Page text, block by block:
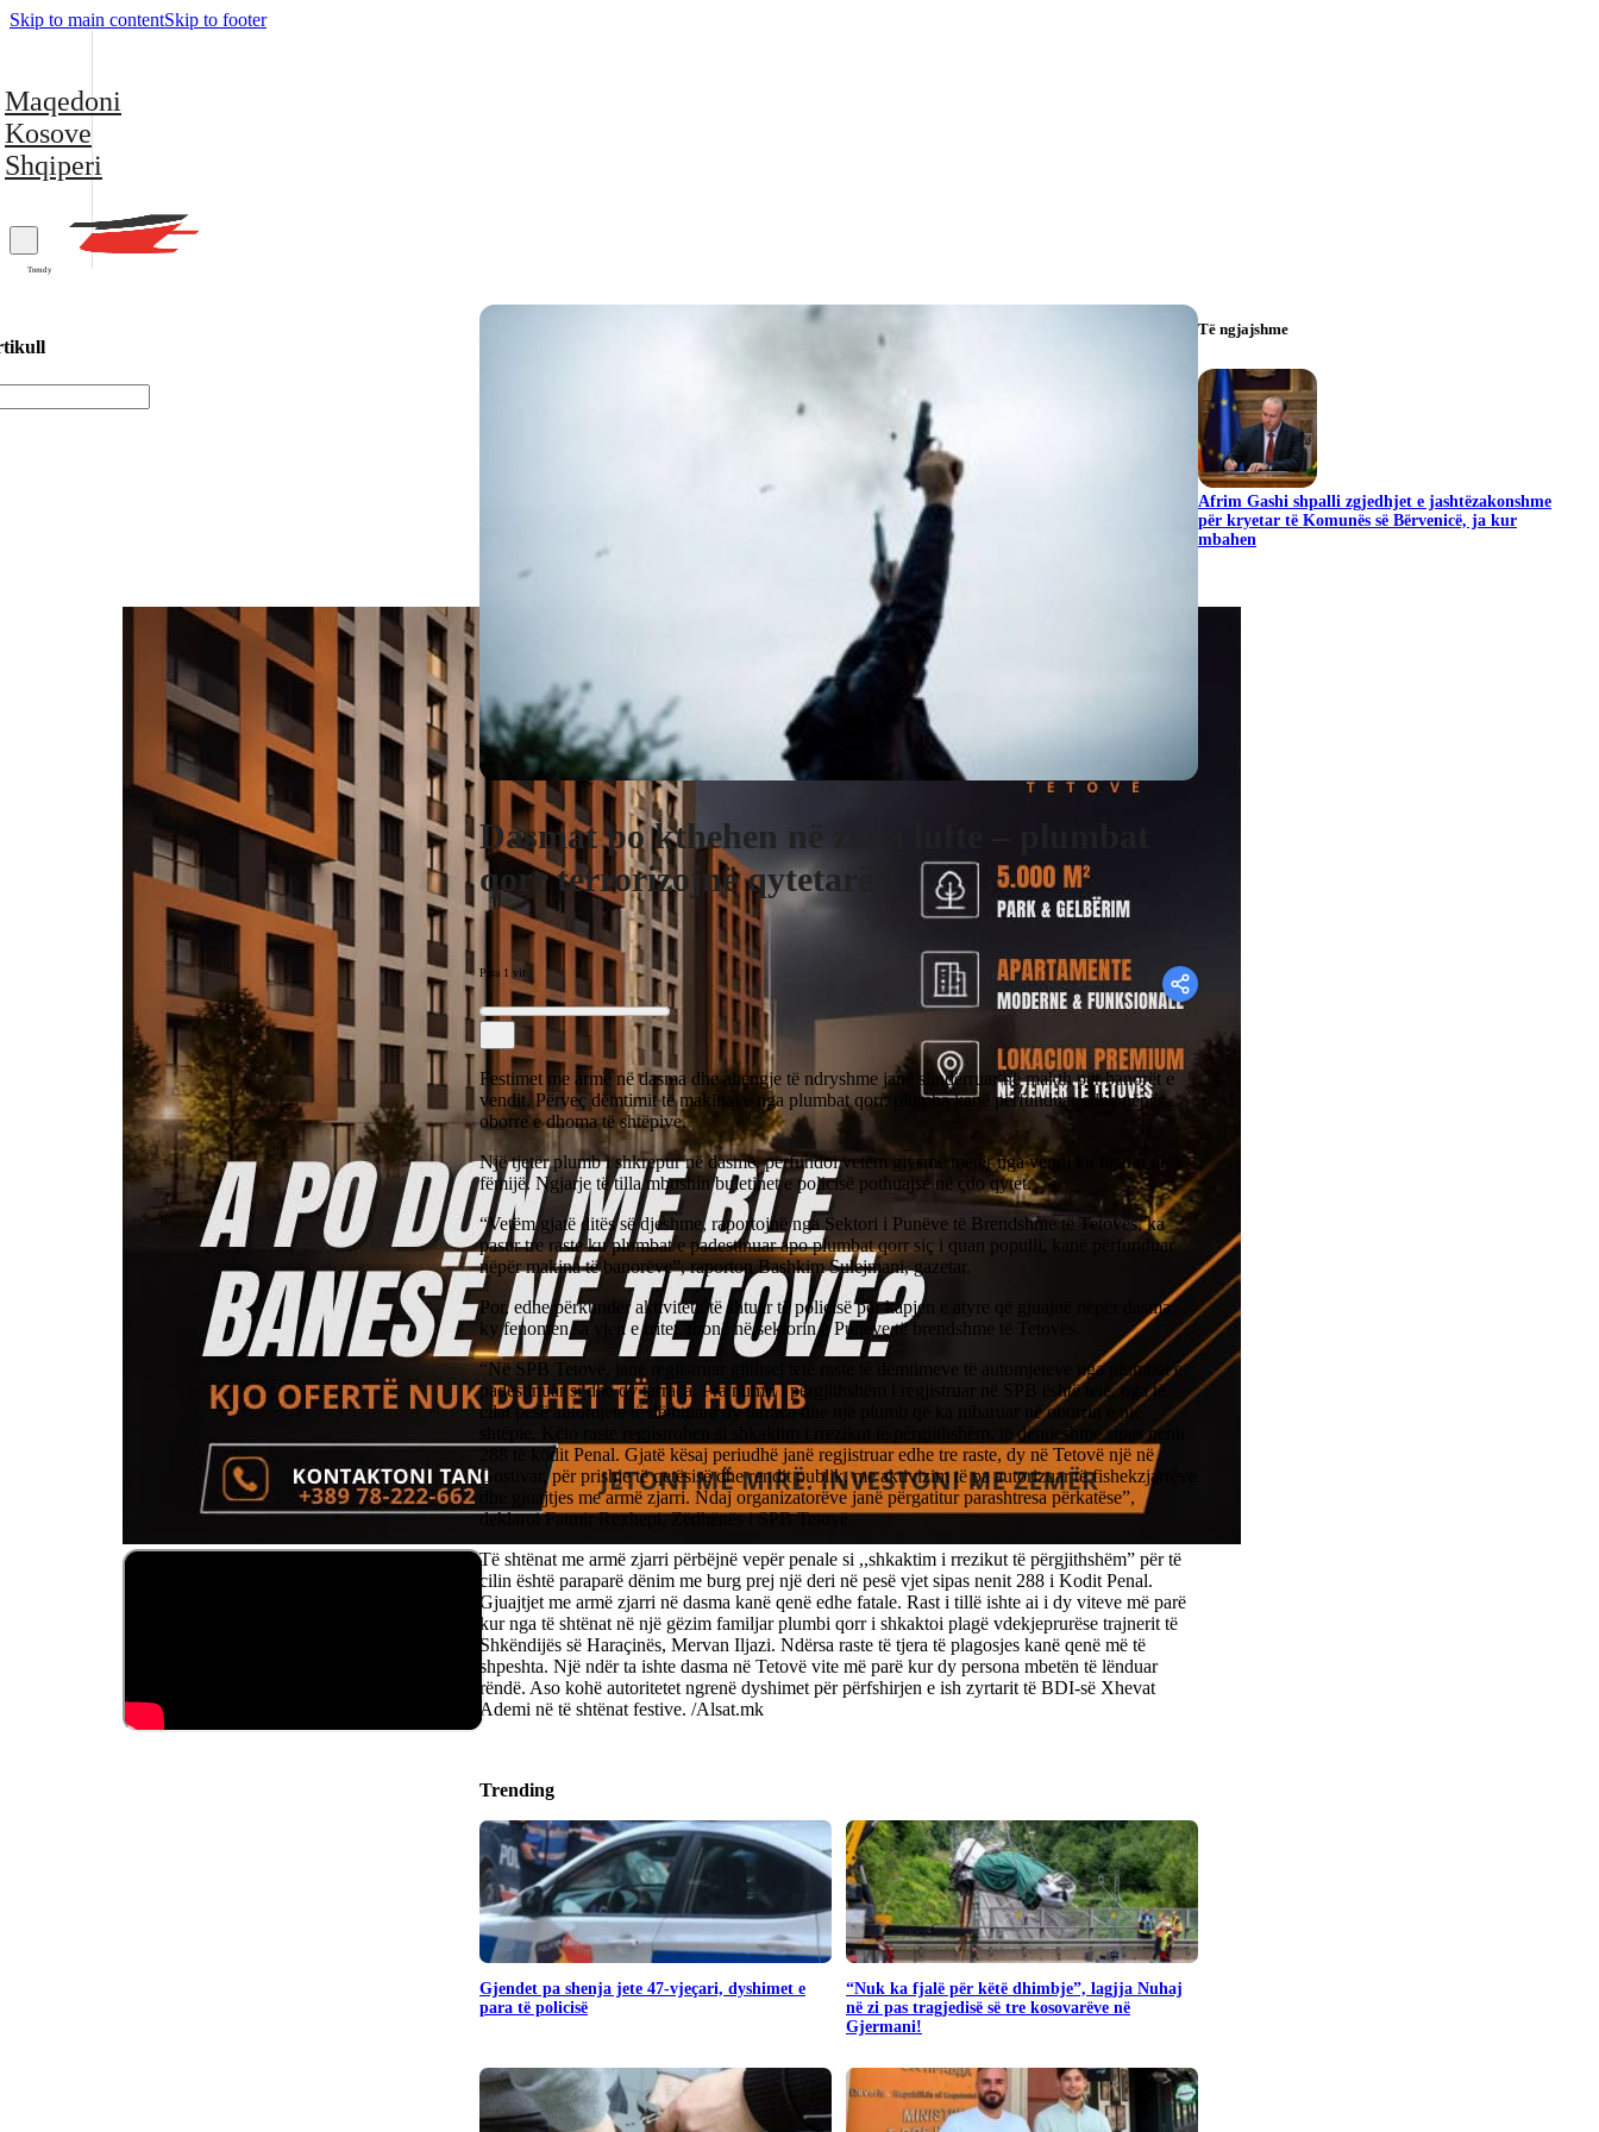
Skip to main contentSkip to footer
Maqedoni
Kosove
Shqiperi
Trendy
Dasmat po kthehen në zona lufte – plumbat
qorr terrorizojnë qytetarët!
Para 1 vit
Festimet me armë në dasma dhe ahengje të ndryshme janë shndërruar në makth për banorët e
vendit. Përveç dëmtimit të makinave nga plumbat qorr, plumba kanë përfunduar edhe nëpër
oborre e dhoma të shtëpive.
Një tjetër plumb i shkrepur në dasmë, përfundoi vetëm gjysmë metër nga vendi ku luanin disa
fëmijë. Ngjarje të tilla mbushin buletinet e policisë pothuajse në çdo qytet.
“Vetëm gjatë ditës së djeshme, raportojnë nga Sektori i Punëve të Brendshme të Tetovës, ka
pasur tre raste ku plumbat e padestinuar apo plumbat qorr siç i quan populli, kanë përfunduar
nëpër makina të banorëve”, raporton Bashkim Sulejmani, gazetar.
Por, edhe përkundër aktivitetit të shtuar të policisë për kapjen e atyre që gjuajnë nëpër dasma,
ky fenomen sa vjen e rritet, thonë në sektorin e Punëve të brendshme të Tetovës.
“Në SPB Tetovë, janë regjistruar gjithsej tetë raste të dëmtimeve të automjeteve nga plumbat e
padestinuar si dhe dy tarraca. Pra numri i përgjithshëm i regjistruar në SPB është tetë, nga të
cilat pesë automjete të dëmtuara dy tarraca dhe një plumb që ka mbaruar në oborrin e një
shtëpie. Këto raste regjistrohen si shkaktim i rrezikut të përgjithshëm, të dënueshme sipas nenit
288 të kodit Penal. Gjatë kësaj periudhë janë regjistruar edhe tre raste, dy në Tetovë një në
Gostivar, për prishje të qetësisë dhe rendit publik, me aktivizim të pa autorizuar të fishekzjarrëve
dhe gjuajtjes me armë zjarri. Ndaj organizatorëve janë përgatitur parashtresa përkatëse”,
deklaroi Fatmir Rexhepi, Zëdhënës i SPB Tetovë.
Të shtënat me armë zjarri përbëjnë vepër penale si ,,shkaktim i rrezikut të përgjithshëm” për të
cilin është paraparë dënim me burg prej një deri në pesë vjet sipas nenit 288 i Kodit Penal.
Gjuajtjet me armë zjarri në dasma kanë qenë edhe fatale. Rast i tillë ishte ai i dy viteve më parë
kur nga të shtënat në një gëzim familjar plumbi qorr i shkaktoi plagë vdekjeprurëse trajnerit të
Shkëndijës së Haraçinës, Mervan Iljazi. Ndërsa raste të tjera të plagosjes kanë qenë më të
shpeshta. Një ndër ta ishte dasma në Tetovë vite më parë kur dy persona mbetën të lënduar
rëndë. Aso kohë autoritetet ngrenë dyshimet për përfshirjen e ish zyrtarit të BDI-së Xhevat
Ademi në të shtënat festive. /Alsat.mk
Trending
Gjendet pa shenja jete 47-vjeçari, dyshimet e
para të policisë
“Nuk ka fjalë për këtë dhimbje”, lagjja Nuhaj
në zi pas tragjedisë së tre kosovarëve në
Gjermani!
Të ngjajshme
Afrim Gashi shpalli zgjedhjet e jashtëzakonshme
për kryetar të Komunës së Bërvenicë, ja kur
mbahen